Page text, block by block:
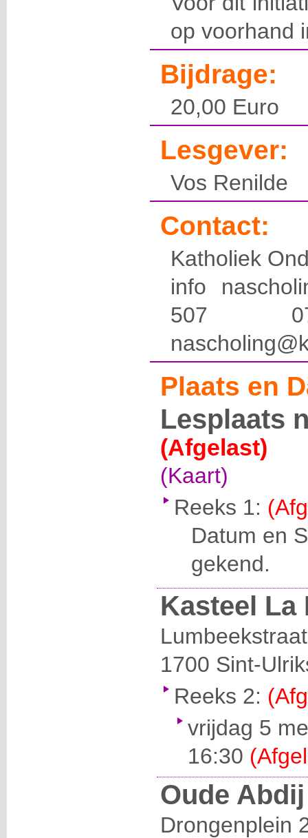
op voorhand
Bijdrage:
20,00 Euro
Lesgever:
Vos Renilde
Contact:
Katholiek
info
507
Plaats en
Lesplaats
(Afgelast)
(Kaart)
Reeks 1:
Datum en
gekend.
Kasteel La
1700 Sint-
Reeks 2:
vrijdag 5
16:30
Oude Abdij
Drongenplein